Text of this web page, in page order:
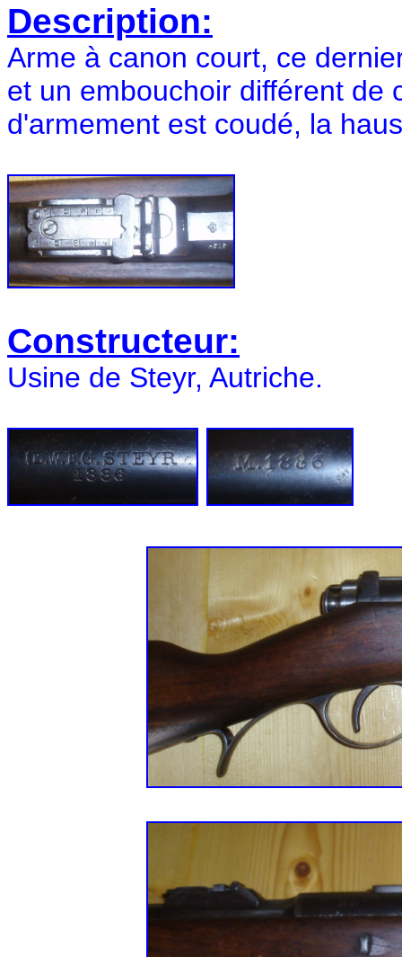
Description:
Arme à canon court, ce
et un embouchoir différent de
d'armement est coudé, la
Constructeur:
Usine de Steyr, Autriche.